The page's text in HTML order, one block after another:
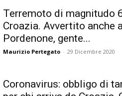
Terremoto di magnitudo
Croazia. Avvertito anche a
Pordenone, gente...
Maurizio Pertegato - 29 Dicembre 2020
Coronavirus: obbligo di